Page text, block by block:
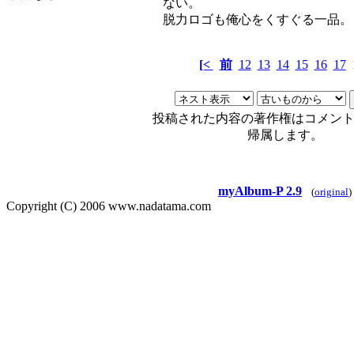
ない。
脱力ロゴも俺心をくすぐる一品。
[< 前 12 13 14 15 16 17
投稿された内容の著作権はコメン
帰属します。
myAlbum-P 2.9 (original)
Copyright (C) 2006 www.nadatama.com